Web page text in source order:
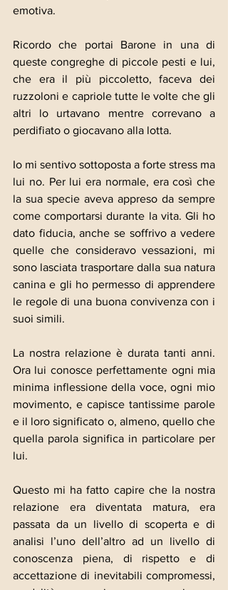
emotiva.
Ricordo che portai Barone in una di
queste congreghe di piccole pesti e lui,
che era il più piccoletto, faceva dei
ruzzoloni e capriole tutte le volte che gli
altri lo urtavano mentre correvano a
perdifiato o giocavano alla lotta.
Io mi sentivo sottoposta a forte stress ma
lui no. Per lui era normale, era così che
la sua specie aveva appreso da sempre
come comportarsi durante la vita. Gli ho
dato fiducia, anche se soffrivo a vedere
quelle che consideravo vessazioni, mi
sono lasciata trasportare dalla sua natura
canina e gli ho permesso di apprendere
le regole di una buona convivenza con i
suoi simili.
La nostra relazione è durata tanti anni.
Ora lui conosce perfettamente ogni mia
minima inflessione della voce, ogni mio
movimento, e capisce tantissime parole
e il loro significato o, almeno, quello che
quella parola significa in particolare per
lui.
Questo mi ha fatto capire che la nostra
relazione era diventata matura, era
passata da un livello di scoperta e di
analisi l’uno dell’altro ad un livello di
conoscenza piena, di rispetto e di
accettazione di inevitabili compromessi,